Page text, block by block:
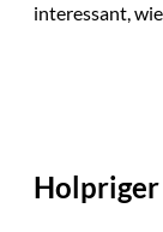
interessant,